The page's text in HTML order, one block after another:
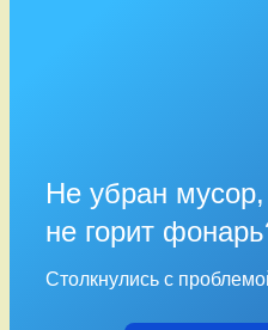
Не убран
не горит
Столкнулись с